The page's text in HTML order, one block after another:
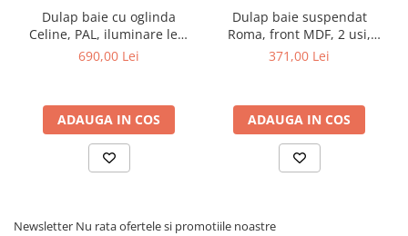
Dulap baie cu oglinda
Celine, PAL, iluminare led,
120 cm, 3 usi, 3 rafturi, soft
690,00 Lei
ADAUGA IN COS
Dulap baie suspendat
Roma, front MDF, 2 usi,
polita, 50 x 68 cm, alb
371,00 Lei
ADAUGA IN COS
Newsletter Nu rata ofertele si promotiile noastre